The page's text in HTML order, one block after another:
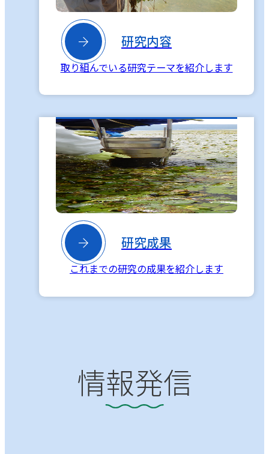
 研究内容
取り組んでいる研究テーマを紹介します
 研究成果
これまでの研究の成果を紹介します
情報発信